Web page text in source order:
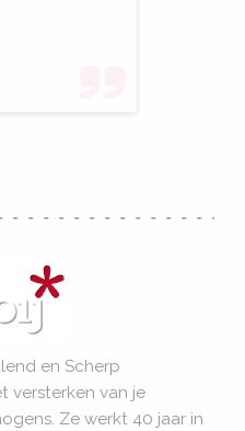
en Scherp
versterken van je
Ze werkt 40 jaar in